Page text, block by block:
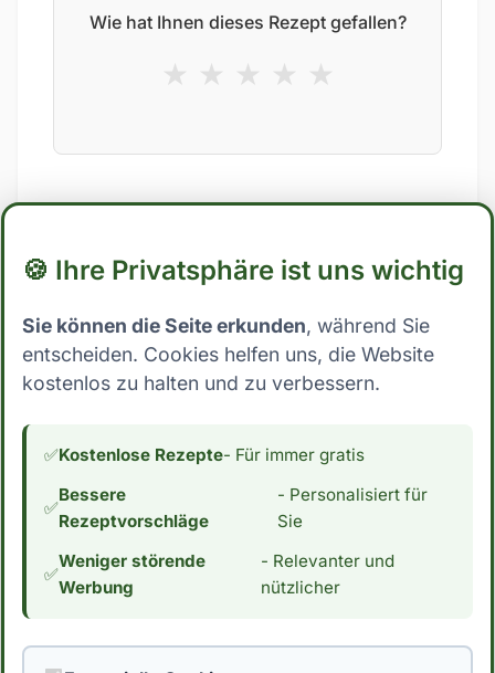
Wie hat Ihnen dieses Rezept gefallen?
★ ★ ★ ★ ★
Das könnte dir auch gefallen
Porridge-Toppings
Limoncello –
Genuss ohne
Promille
🍪 Ihre Privatsphäre ist uns wichtig
Sie können die Seite erkunden, während Sie
entscheiden. Cookies helfen uns, die Website
kostenlos zu halten und zu verbessern.
✅Kostenlose Rezepte- Für immer gratis
✅
Bessere
Rezeptvorschläge
- Personalisiert für
Sie
✅
Weniger störende
Werbung
- Relevanter und
nützlicher